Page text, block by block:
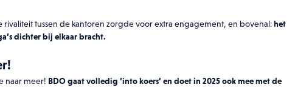
rivaliteit tussen de kantoren zorgde voor extra engagement, en bovenal:het
dichter bij elkaar bracht.
naar meer! BDO gaat volledig ‘into koers’ en doet in 2025 ook mee met de
Download deze bijlage